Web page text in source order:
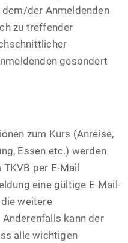
der Anmeldenden
zu treffender
gesondert
zum Kurs (Anreise,
Essen etc.) werden
per E-Mail
eine gültige E-Mail-
weitere
kann der
alle wichtigen